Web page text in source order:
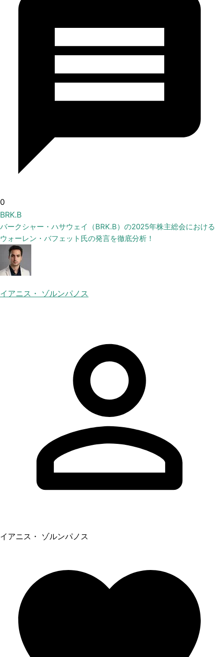
0
BRK.B
バークシャー・ハサウェイ（BRK.B）の2025年株主総会における
ウォーレン・バフェット氏の発言を徹底分析！
イアニス・ ゾルンパノス
イアニス・ ゾルンパノス